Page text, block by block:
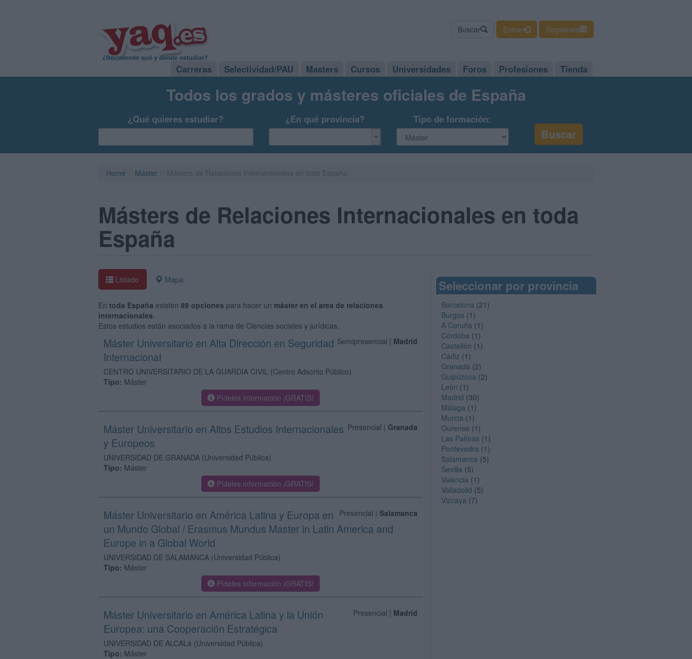
Buscar Entrar Regístrate
Carreras Selectividad/PAU Masters Cursos Universidades Foros Profesiones Tienda
Todos los grados y másteres oficiales de España
¿Qué quieres estudiar? ¿En qué provincia? Tipo de formación:
Home Máster
Másters de Relaciones Internacionales en toda
España
Listado Mapa
En toda España existen 89 opciones para hacer un máster en el area de relaciones
internacionales.
Estos estudios están asociados a la rama de Ciencias sociales y jurídicas.
Semipresencial | Madrid
Máster Universitario en Alta Dirección en Seguridad
Internacional
CENTRO UNIVERSITARIO DE LA GUARDIA CIVIL (Centro Adscrito Público)
Tipo: Máster
Pídeles información ¡GRATIS!
Presencial | Granada
Máster Universitario en Altos Estudios Internacionales
y Europeos
UNIVERSIDAD DE GRANADA (Universidad Pública)
Tipo: Máster
Pídeles información ¡GRATIS!
Presencial | Salamanca
Máster Universitario en América Latina y Europa en
un Mundo Global / Erasmus Mundus Master in Latin America and
Europe in a Global World
UNIVERSIDAD DE SALAMANCA (Universidad Pública)
Tipo: Máster
Pídeles información ¡GRATIS!
Presencial | Madrid
Máster Universitario en América Latina y la Unión
Europea: una Cooperación Estratégica
UNIVERSIDAD DE ALCALá (Universidad Pública)
Tipo: Máster
Seleccionar por provincia
Barcelona (21)
Burgos (1)
A Coruña (1)
Córdoba (1)
Castellón (1)
Cádiz (1)
Granada (2)
Guipúzcoa (2)
León (1)
Madrid (30)
Málaga (1)
Murcia (1)
Ourense (1)
Las Palmas (1)
Pontevedra (1)
Salamanca (5)
Sevilla (5)
Valencia (1)
Valladolid (5)
Vizcaya (7)